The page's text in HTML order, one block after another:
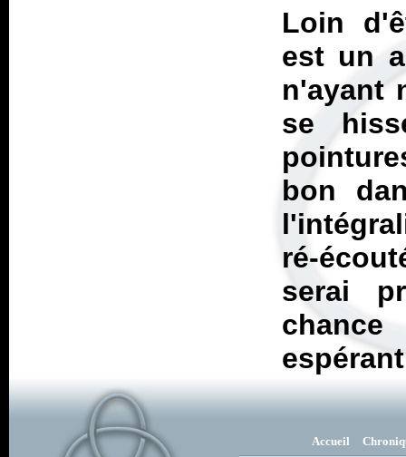
Loin
est un
n'ayant
se
bon
ré-
serai
Accueil